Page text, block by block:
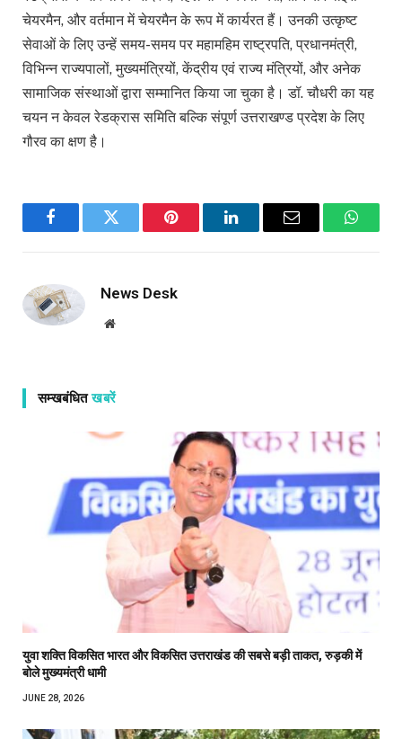
चेयरमैन, और वर्तमान में चेयरमैन के रूप में कार्यरत हैं। उनकी उत्कृष्ट
सेवाओं के लिए उन्हें समय-समय पर महामहिम राष्ट्रपति, प्रधानमंत्री,
विभिन्न राज्यपालों, मुख्यमंत्रियों, केंद्रीय एवं राज्य मंत्रियों, और अनेक
सामाजिक संस्थाओं द्वारा सम्मानित किया जा चुका है। डॉ. चौधरी का यह
चयन न केवल रेडक्रास समिति बल्कि संपूर्ण उत्तराखण्ड प्रदेश के लिए
गौरव का क्षण है।
FacebookTwitter Pinterest LinkedInEmail
News Desk
Website
सम्खबंधितखबरें
युवा शक्ति विकसित भारत और विकसित उत्तराखंड की सबसे बड़ी ताकत, रुड़की में
बोले मुख्यमंत्री धामी
JUNE 28, 2026